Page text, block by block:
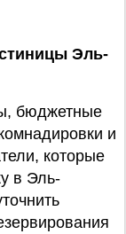
Эль-
бюджетные
и
которые
в Эль-